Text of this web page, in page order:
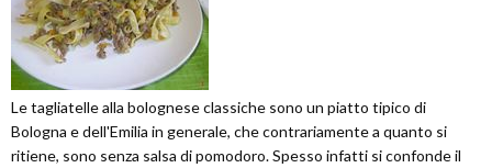
Le tagliatelle alla bolognese classiche sono un piatto tipico di
Bologna e dell'Emilia in generale, che contrariamente a quanto si
ritiene, sono senza salsa di pomodoro. Spesso infatti si confonde il